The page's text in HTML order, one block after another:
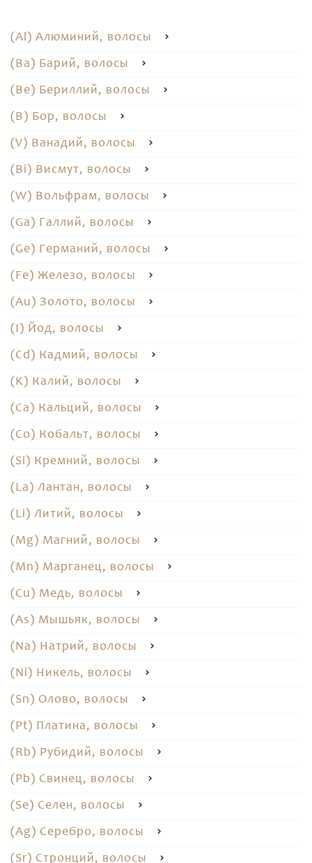
(Al) Алюминий, волосы
(Ba) Барий, волосы
(Be) Бериллий, волосы
(B) Бор, волосы
(V) Ванадий, волосы
(Bi) Висмут, волосы
(W) Вольфрам, волосы
(Ga) Галлий, волосы
(Ge) Германий, волосы
(Fe) Железо, волосы
(Au) Золото, волосы
(I) Йод, волосы
(Cd) Кадмий, волосы
(K) Калий, волосы
(Ca) Кальций, волосы
(Co) Кобальт, волосы
(Si) Кремний, волосы
(La) Лантан, волосы
(Li) Литий, волосы
(Mg) Магний, волосы
(Mn) Марганец, волосы
(Cu) Медь, волосы
(As) Мышьяк, волосы
(Na) Натрий, волосы
(Ni) Никель, волосы
(Sn) Олово, волосы
(Pt) Платина, волосы
(Rb) Рубидий, волосы
(Pb) Свинец, волосы
(Se) Селен, волосы
(Ag) Серебро, волосы
(Sr) Стронций, волосы